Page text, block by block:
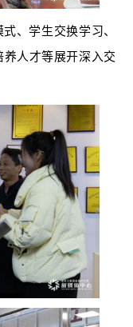
、学生交换学习、
人才等展开深入交